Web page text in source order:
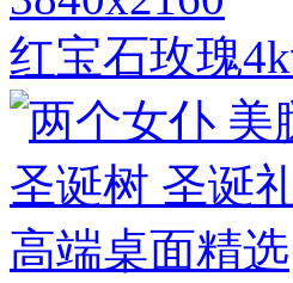
红宝石玫瑰